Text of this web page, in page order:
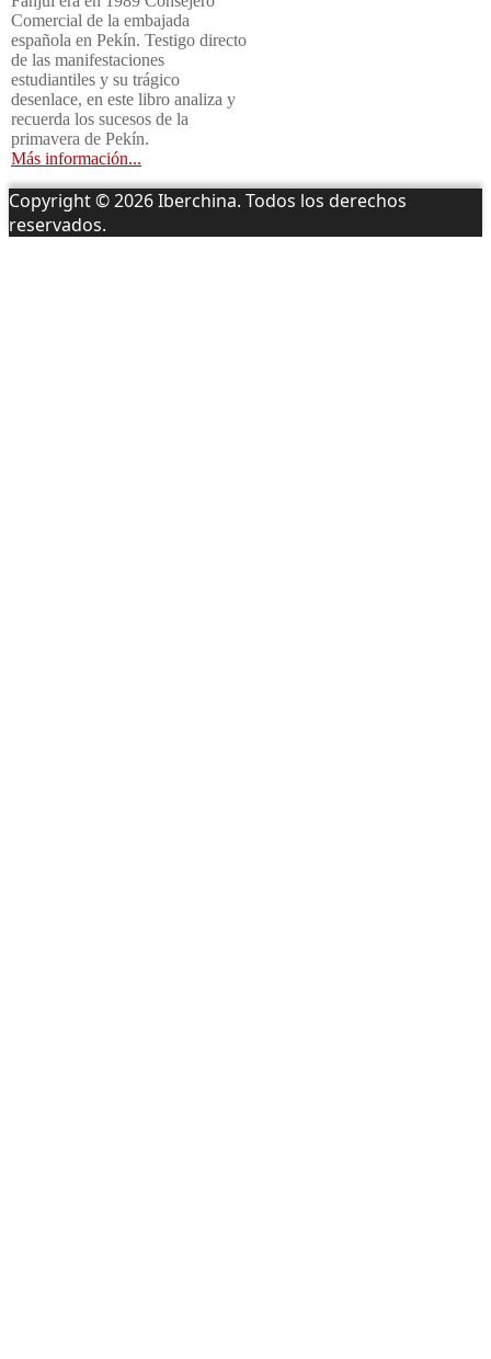
Comercial de la embajada
española en Pekín. Testigo directo
de las manifestaciones
estudiantiles y su trágico
desenlace, en este libro analiza y
recuerda los sucesos de la
primavera de Pekín.
Más información...
Copyright © 2026 Iberchina. Todos los derechos
reservados.